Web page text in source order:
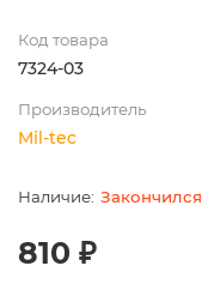
Код товара
7324-03
Производитель
Mil-tec
Закончился
810 ₽